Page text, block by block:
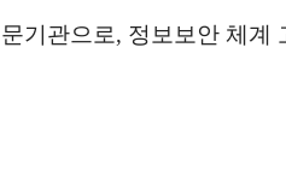
기관으로, 정보보안 체계